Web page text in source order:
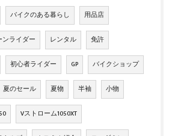
バイクのある暮らし 用品店
ンライダー レンタル 免許
初心者ライダー GP バイクショップ
夏のセール 夏物 半袖 小物
Vストローム1050XT